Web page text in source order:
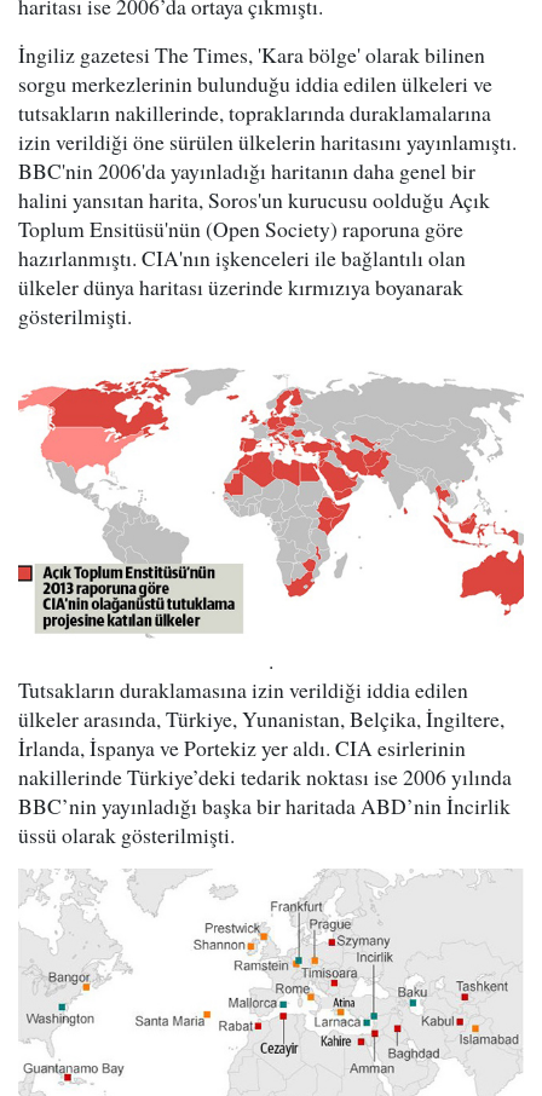
haritası ise 2006’da ortaya çıkmıştı.
İngiliz gazetesi The Times, 'Kara bölge' olarak bilinen
sorgu merkezlerinin bulunduğu iddia edilen ülkeleri ve
tutsakların nakillerinde, topraklarında duraklamalarına
izin verildiği öne sürülen ülkelerin haritasını yayınlamıştı.
BBC'nin 2006'da yayınladığı haritanın daha genel bir
halini yansıtan harita, Soros'un kurucusu oolduğu Açık
Toplum Ensitüsü'nün (Open Society) raporuna göre
hazırlanmıştı. CIA'nın işkenceleri ile bağlantılı olan
ülkeler dünya haritası üzerinde kırmızıya boyanarak
gösterilmişti.
.
Tutsakların duraklamasına izin verildiği iddia edilen
ülkeler arasında, Türkiye, Yunanistan, Belçika, İngiltere,
İrlanda, İspanya ve Portekiz yer aldı. CIA esirlerinin
nakillerinde Türkiye’deki tedarik noktası ise 2006 yılında
BBC’nin yayınladığı başka bir haritada ABD’nin İncirlik
üssü olarak gösterilmişti.